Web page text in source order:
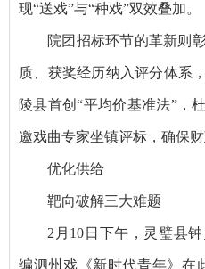
现“送戏”与“种戏”双效叠加。
院团招标环节的革新则
质、获奖经历纳入评分体系
陵县首创“平均价基准法”，
邀戏曲专家坐镇评标，确保财
优化供给
靶向破解三大难题
2月10日下午，灵璧县
编泗州戏《新时代青年》在